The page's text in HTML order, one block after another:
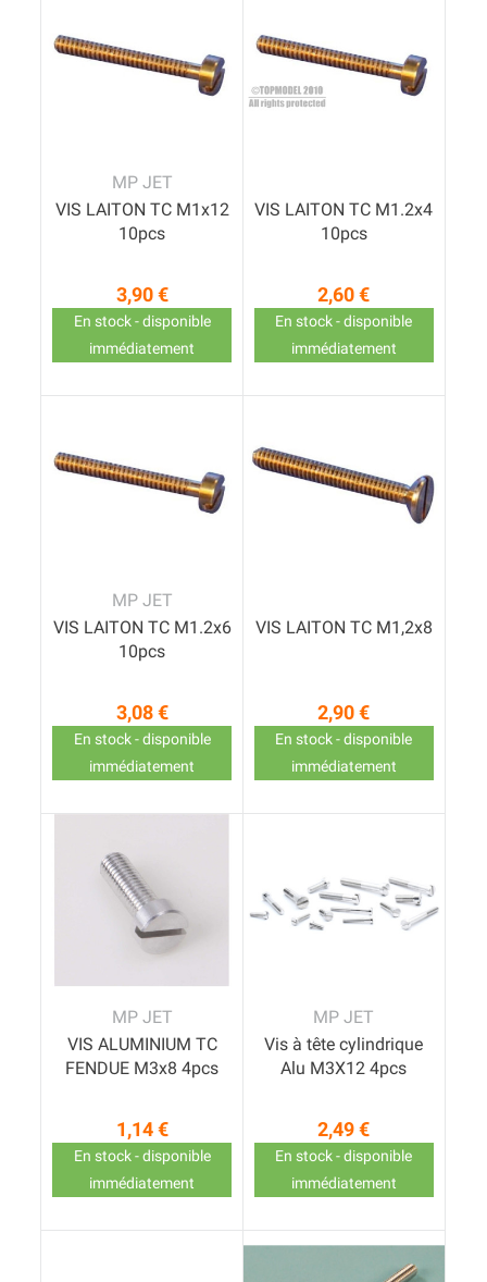
MP JET
VIS LAITON TC M1x12
10pcs
Prix
3,90 €
En stock - disponible
immédiatement
VIS LAITON TC M1.2x4
10pcs
Prix
2,60 €
En stock - disponible
immédiatement
MP JET
VIS LAITON TC M1.2x6
10pcs
Prix
3,08 €
En stock - disponible
immédiatement
VIS LAITON TC M1,2x8
Prix
2,90 €
En stock - disponible
immédiatement
MP JET
VIS ALUMINIUM TC
FENDUE M3x8 4pcs
Prix
1,14 €
En stock - disponible
immédiatement
MP JET
Vis à tête cylindrique
Alu M3X12 4pcs
Prix
2,49 €
En stock - disponible
immédiatement